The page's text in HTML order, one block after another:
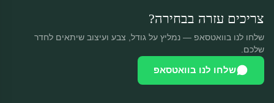
צריכים עזרה בבחירה?
שלחו לנו בוואטסאפ — נמליץ על גודל, צבע ועיצוב שיתאים לחדר
שלכם.
שלחו לנו בוואטסאפ